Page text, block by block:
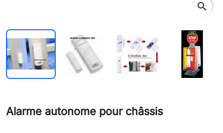
search
Alarme autonome pour châssis